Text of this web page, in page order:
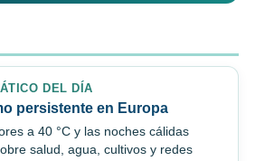
DEL DÍA
persistente en Europa
a 40 °C y las noches cálidas
salud, agua, cultivos y redes